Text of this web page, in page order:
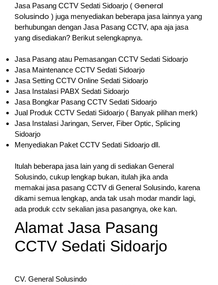
Jasa Pasang CCTV Sedati Sidoarjo ( General
Solusindo ) juga menyediakan beberapa jasa lainnya yang
berhubungan dengan Jasa Pasang CCTV, apa aja jasa
yang disediakan? Berikut selengkapnya.
Jasa Pasang atau Pemasangan CCTV Sedati Sidoarjo
Jasa Maintenance CCTV Sedati Sidoarjo
Jasa Setting CCTV Online Sedati Sidoarjo
Jasa Instalasi PABX Sedati Sidoarjo
Jasa Bongkar Pasang CCTV Sedati Sidoarjo
Jual Produk CCTV Sedati Sidoarjo ( Banyak pilihan merk)
Jasa Instalasi Jaringan, Server, Fiber Optic, Splicing
Sidoarjo
Menyediakan Paket CCTV Sedati Sidoarjo dll.
Itulah beberapa jasa lain yang di sediakan General
Solusindo, cukup lengkap bukan, itulah jika anda
memakai jasa pasang CCTV di General Solusindo, karena
dikami semua lengkap, anda tak usah modar mandir lagi,
ada produk cctv sekalian jasa pasangnya, oke kan.
Alamat Jasa Pasang
CCTV Sedati Sidoarjo
CV. General Solusindo